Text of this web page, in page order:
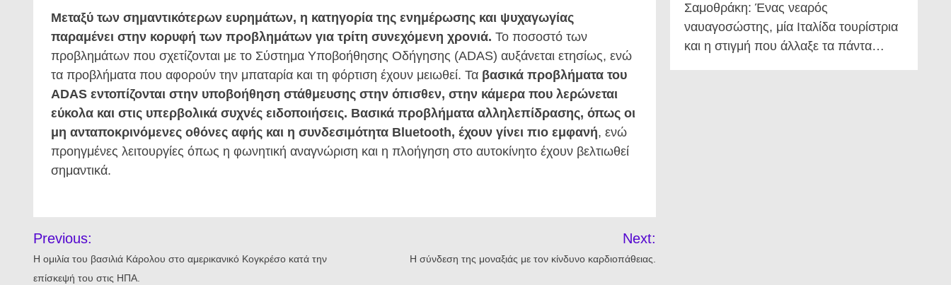
Μεταξύ των σημαντικότερων ευρημάτων, η κατηγορία της ενημέρωσης και ψυχαγωγίας
παραμένει στην κορυφή των προβλημάτων για τρίτη συνεχόμενη χρονιά. Το ποσοστό των
προβλημάτων που σχετίζονται με το Σύστημα Υποβοήθησης Οδήγησης (ADAS) αυξάνεται ετησίως, ενώ
τα προβλήματα που αφορούν την μπαταρία και τη φόρτιση έχουν μειωθεί. Τα βασικά προβλήματα του
ADAS εντοπίζονται στην υποβοήθηση στάθμευσης στην όπισθεν, στην κάμερα που λερώνεται
εύκολα και στις υπερβολικά συχνές ειδοποιήσεις. Βασικά προβλήματα αλληλεπίδρασης, όπως οι
μη ανταποκρινόμενες οθόνες αφής και η συνδεσιμότητα Bluetooth, έχουν γίνει πιο εμφανή, ενώ
προηγμένες λειτουργίες όπως η φωνητική αναγνώριση και η πλοήγηση στο αυτοκίνητο έχουν βελτιωθεί
σημαντικά.
άρθρων
Previous:
Η ομιλία του βασιλιά Κάρολου στο αμερικανικό Κογκρέσο κατά την
επίσκεψή του στις ΗΠΑ.
Next:
Η σύνδεση της μοναξιάς με τον κίνδυνο καρδιοπάθειας.
Σαμοθράκη: Ένας νεαρός
ναυαγοσώστης, μία Ιταλίδα τουρίστρια
και η στιγμή που άλλαξε τα πάντα…